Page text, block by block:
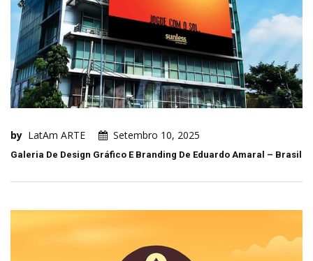
by LatAm ARTE Setembro 10, 2025
Galeria De Design Gráfico E Branding De Eduardo Amaral – Brasil